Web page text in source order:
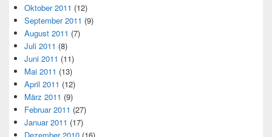
Oktober 2011 (12)
September 2011 (9)
August 2011 (7)
Juli 2011 (8)
Juni 2011 (11)
Mai 2011 (13)
April 2011 (12)
März 2011 (9)
Februar 2011 (27)
Januar 2011 (17)